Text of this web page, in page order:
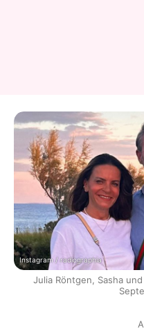
Instagram / radiographia
Julia Röntgen, Sasha